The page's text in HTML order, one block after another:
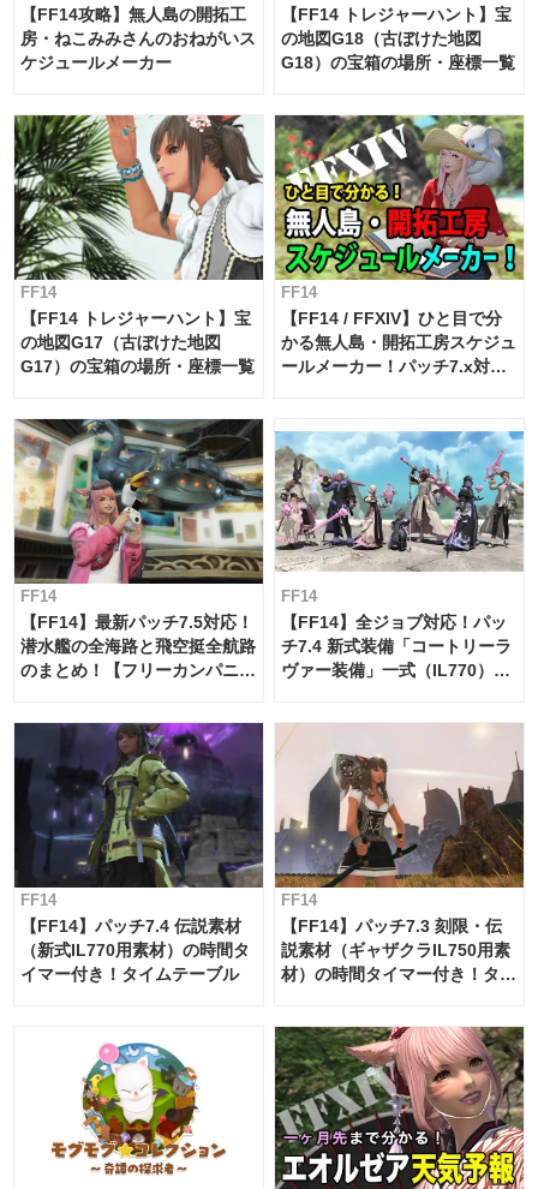
【FF14攻略】無人島の開拓工
房・ねこみみさんのおねがいス
ケジュールメーカー
【FF14 トレジャーハント】宝
の地図G18（古ぼけた地図
G18）の宝箱の場所・座標一覧
FF14
【FF14 トレジャーハント】宝
の地図G17（古ぼけた地図
G17）の宝箱の場所・座標一覧
FF14
【FF14 / FFXIV】ひと目で分
かる無人島・開拓工房スケジュ
ールメーカー！パッチ7.x対応
FF14
【FF14】最新パッチ7.5対応！
潜水艦の全海路と飛空挺全航路
のまとめ！【フリーカンパニ
FF14
【FF14】全ジョブ対応！パッ
チ7.4 新式装備「コートリーラ
ヴァー装備」一式（IL770）の
FF14
【FF14】パッチ7.4 伝説素材
（新式IL770用素材）の時間タ
イマー付き！タイムテーブル
FF14
【FF14】パッチ7.3 刻限・伝
説素材（ギャザクラIL750用素
材）の時間タイマー付き！タイ